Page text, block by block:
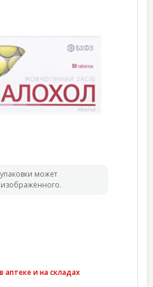
может
изображённого.
аптеке и на складах